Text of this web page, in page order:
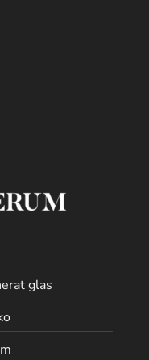
glas